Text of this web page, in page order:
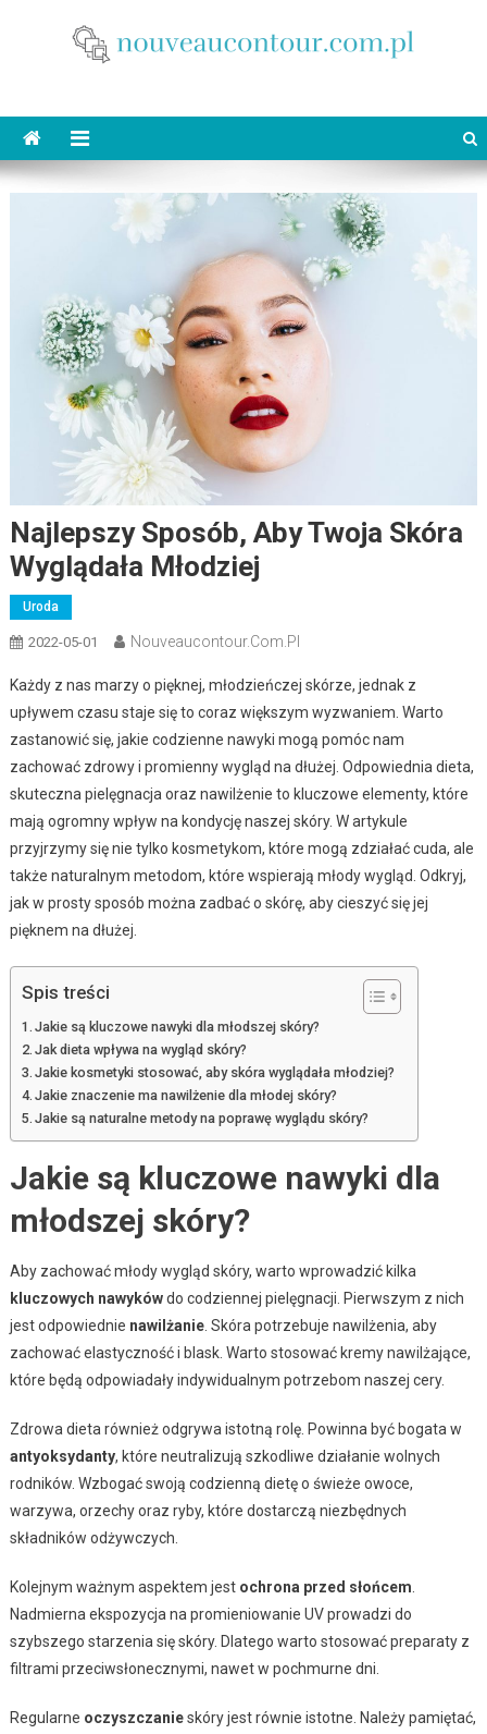
Najlepszy Sposób, Aby Twoja Skóra
Wyglądała Młodziej
Uroda
2022-05-01 Nouveaucontour.com.pl
Każdy z nas marzy o pięknej, młodzieńczej skórze, jednak z
upływem czasu staje się to coraz większym wyzwaniem. Warto
zastanowić się, jakie codzienne nawyki mogą pomóc nam
zachować zdrowy i promienny wygląd na dłużej. Odpowiednia dieta,
skuteczna pielęgnacja oraz nawilżenie to kluczowe elementy, które
mają ogromny wpływ na kondycję naszej skóry. W artykule
przyjrzymy się nie tylko kosmetykom, które mogą zdziałać cuda, ale
także naturalnym metodom, które wspierają młody wygląd. Odkryj,
jak w prosty sposób można zadbać o skórę, aby cieszyć się jej
pięknem na dłużej.
Spis treści
Jakie są kluczowe nawyki dla młodszej skóry?
Jak dieta wpływa na wygląd skóry?
Jakie kosmetyki stosować, aby skóra wyglądała młodziej?
Jakie znaczenie ma nawilżenie dla młodej skóry?
Jakie są naturalne metody na poprawę wyglądu skóry?
Jakie są kluczowe nawyki dla
młodszej skóry?
Aby zachować młody wygląd skóry, warto wprowadzić kilka
kluczowych nawykówdo codziennej pielęgnacji. Pierwszym z nich
jest odpowiednie nawilżanie. Skóra potrzebuje nawilżenia, aby
zachować elastyczność i blask. Warto stosować kremy nawilżające,
które będą odpowiadały indywidualnym potrzebom naszej cery.
Zdrowa dieta również odgrywa istotną rolę. Powinna być bogata w
antyoksydanty, które neutralizują szkodliwe działanie wolnych
rodników. Wzbogać swoją codzienną dietę o świeże owoce,
warzywa, orzechy oraz ryby, które dostarczą niezbędnych
składników odżywczych.
Kolejnym ważnym aspektem jest ochrona przed słońcem
Nadmierna ekspozycja na promieniowanie UV prowadzi do
szybszego starzenia się skóry. Dlatego warto stosować preparaty z
filtrami przeciwsłonecznymi, nawet w pochmurne dni.
Regularne oczyszczanieskóry jest równie istotne. Należy pamiętać,